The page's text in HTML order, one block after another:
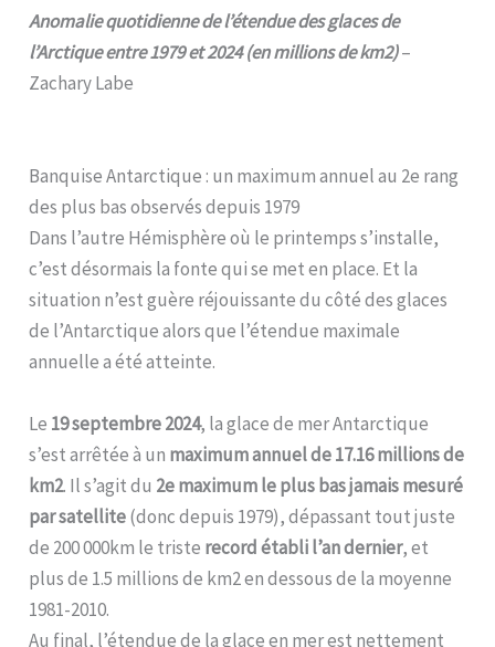
Anomalie quotidienne de l’étendue des glaces de
l’Arctique entre 1979 et 2024 (en millions de km2)–
Zachary Labe
Banquise Antarctique : un maximum annuel au 2e rang
des plus bas observés depuis 1979
Dans l’autre Hémisphère où le printemps s’installe,
c’est désormais la fonte qui se met en place. Et la
situation n’est guère réjouissante du côté des glaces
de l’Antarctique alors que l’étendue maximale
annuelle a été atteinte.
Le 19 septembre 2024, la glace de mer Antarctique
s’est arrêtée à un maximum annuel de 17.16 millions de
km2. Il s’agit du 2e maximum le plus bas jamais mesuré
par satellite(donc depuis 1979), dépassant tout juste
de 200 000km le triste record établi l’an dernier, et
plus de 1.5 millions de km2 en dessous de la moyenne
1981-2010.
Au final, l’étendue de la glace en mer est nettement